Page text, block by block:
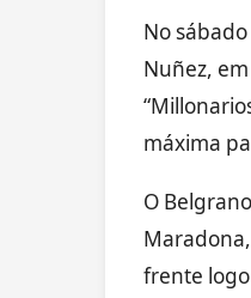
No
Nuñez,
máxima
O
frente logo